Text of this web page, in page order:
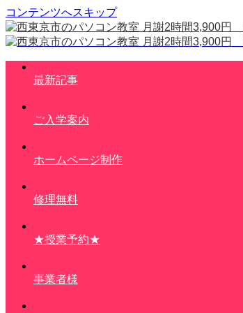
コンテンツへスキップ
最新記事
ご入学案内
ホームページ制作
修理無料
★授業予約★
事業者様